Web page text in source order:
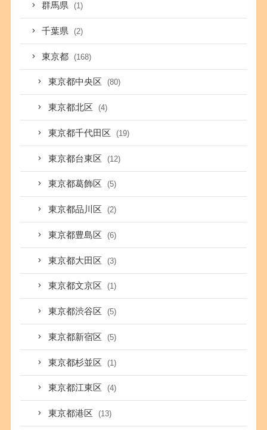
群馬県 (1)
千葉県 (2)
東京都 (168)
東京都中央区 (80)
東京都北区 (4)
東京都千代田区 (19)
東京都台東区 (12)
東京都葛飾区 (5)
東京都品川区 (2)
東京都豊島区 (6)
東京都大田区 (3)
東京都文京区 (1)
東京都渋谷区 (5)
東京都新宿区 (5)
東京都杉並区 (1)
東京都江東区 (4)
東京都港区 (13)